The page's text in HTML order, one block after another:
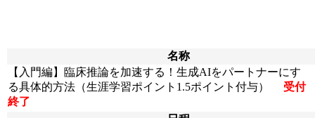
名称
【入門編】臨床推論を加速する！生成AIをパートナーにす
る具体的方法（生涯学習ポイント1.5ポイント付与）
受付
終了